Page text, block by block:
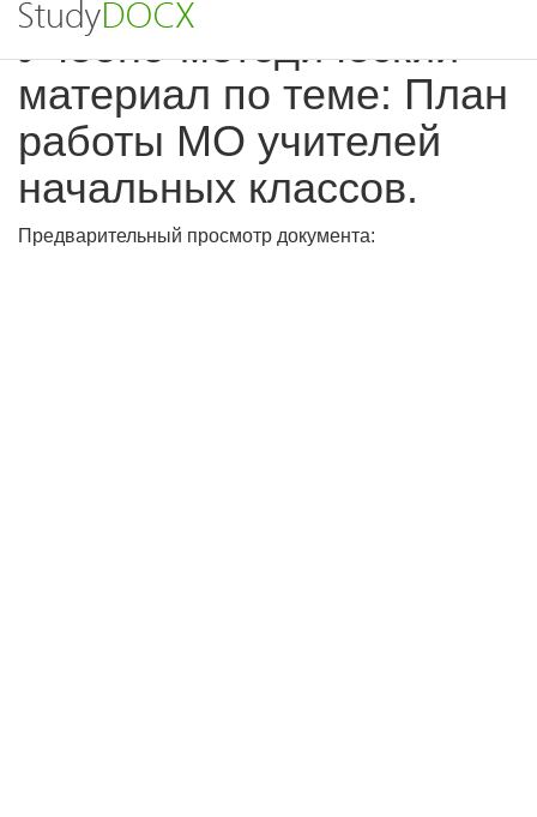
Учебно-методический
материал по теме: План
работы МО учителей
начальных классов.
Предварительный просмотр документа: